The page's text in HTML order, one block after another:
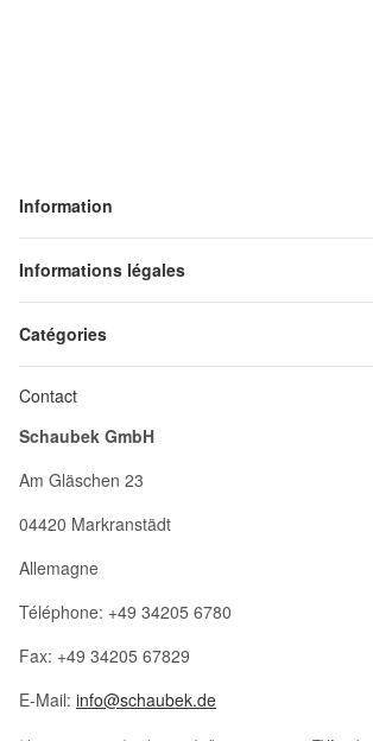
Information
Informations légales
Catégories
Contact
Schaubek GmbH
Am Gläschen 23
04420 Markranstädt
Allemagne
Téléphone: +49 34205 6780
Fax: +49 34205 67829
E-Mail: info@schaubek.de